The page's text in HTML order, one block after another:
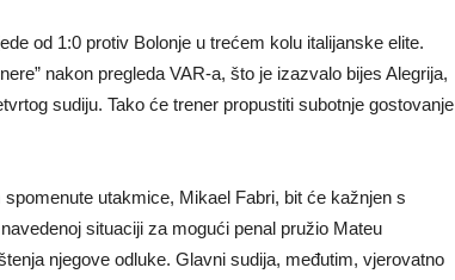
od 1:0 protiv Bolonje u trećem kolu italijanske elite.
nakon pregleda VAR-a, što je izazvalo bijes Alegrija,
sudiju. Tako će trener propustiti subotnje gostovanje
utakmice, Mikael Fabri, bit će kažnjen s
situaciji za mogući penal pružio Mateu
njegove odluke. Glavni sudija, međutim, vjerovatno